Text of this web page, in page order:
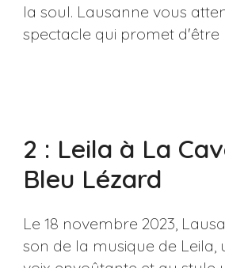
la soul. Lausanne vous
spectacle qui promet
2 : Leila à La
Bleu Lézard
Le 18 novembre 2023,
son de la musique de Leila,